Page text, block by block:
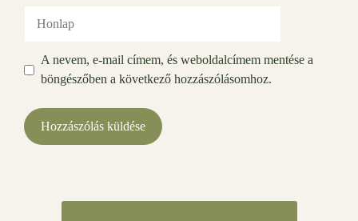
A nevem, e-mail címem, és weboldalcímem mentése a
böngészőben a következő hozzászólásomhoz.